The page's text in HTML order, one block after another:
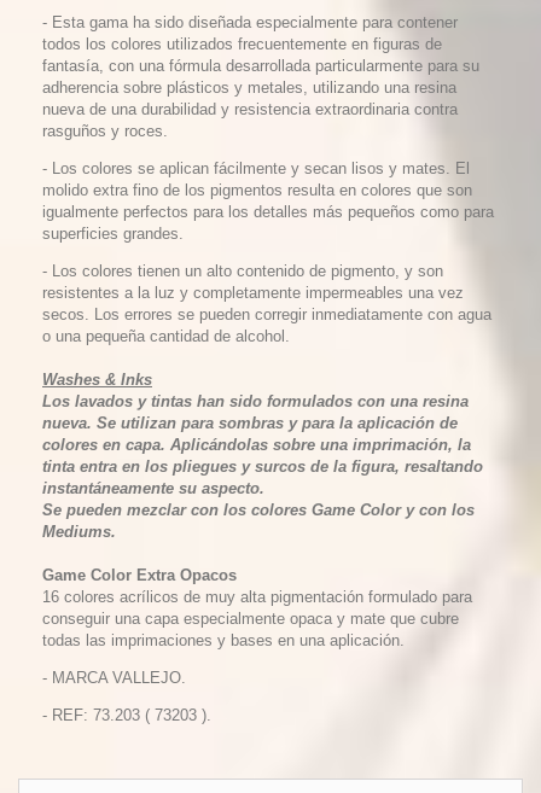
- Esta gama ha sido diseñada especialmente para contener
todos los colores utilizados frecuentemente en figuras de
fantasía, con una fórmula desarrollada particularmente para su
adherencia sobre plásticos y metales, utilizando una resina
nueva de una durabilidad y resistencia extraordinaria contra
rasguños y roces.
- Los colores se aplican fácilmente y secan lisos y mates. El
molido extra fino de los pigmentos resulta en colores que son
igualmente perfectos para los detalles más pequeños como para
superficies grandes.
- Los colores tienen un alto contenido de pigmento, y son
resistentes a la luz y completamente impermeables una vez
secos. Los errores se pueden corregir inmediatamente con agua
o una pequeña cantidad de alcohol.
Washes & Inks
Los lavados y tintas han sido formulados con una resina
nueva. Se utilizan para sombras y para la aplicación de
colores en capa. Aplicándolas sobre una imprimación, la
tinta entra en los pliegues y surcos de la figura, resaltando
instantáneamente su aspecto.
Se pueden mezclar con los colores Game Color y con los
Mediums.
Game Color Extra Opacos
16 colores acrílicos de muy alta pigmentación formulado para
conseguir una capa especialmente opaca y mate que cubre
todas las imprimaciones y bases en una aplicación.
- MARCA VALLEJO.
- REF: 73.203 ( 73203 ).